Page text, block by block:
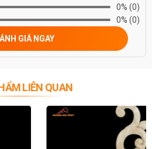
0% (0)
0% (0)
GIÁ NGAY
LIÊN QUAN